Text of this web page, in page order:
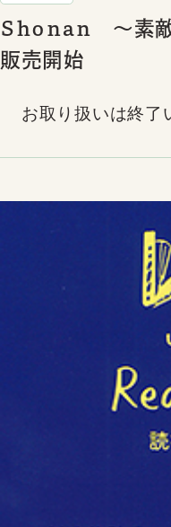
Ｓｈｏｎａｎ ～
販売開始
お取り扱いは終了